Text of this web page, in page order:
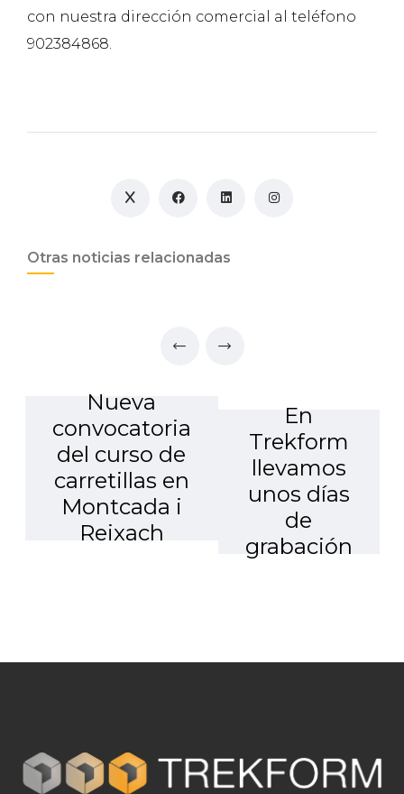
con nuestra dirección comercial al teléfono
902384868.
Otras noticias relacionadas
Nueva
convocatoria
del curso de
carretillas en
Montcada i
Reixach
En
Trekform
llevamos
unos días
de
grabación